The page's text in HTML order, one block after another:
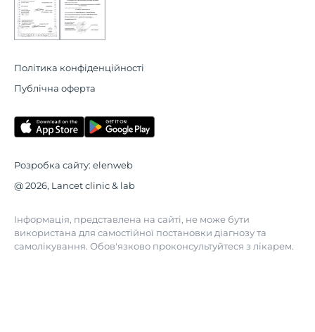
Політика конфіденційності
Публічна оферта
Розробка сайту: elenweb
@ 2026, Lancet clinic & lab
Інформація, представлена на сайті, не може бути
використана для самостійної постановки діагнозу та
самолікування. Обов'язково проконсультуйтеся з лікарем.